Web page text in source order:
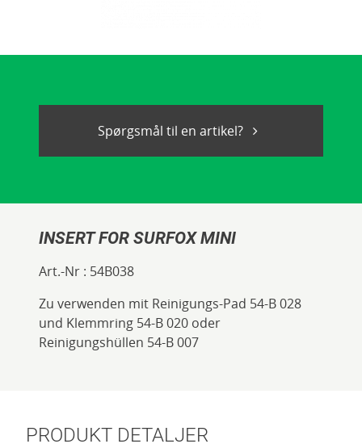
INSERT FOR SURFOX MINI
Art.-Nr : 54B038
Zu verwenden mit Reinigungs-Pad 54-B 028
und Klemmring 54-B 020 oder
Reinigungshüllen 54-B 007
Spørgsmål til en artikel?
PRODUKT DETALJER